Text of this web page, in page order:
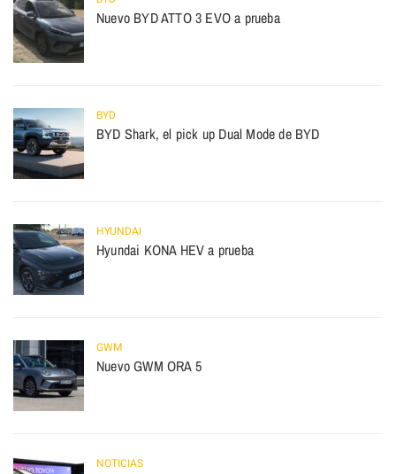
Nuevo BYD ATTO 3 EVO a prueba
BYD
BYD Shark, el pick up Dual Mode de BYD
HYUNDAI
Hyundai KONA HEV a prueba
GWM
Nuevo GWM ORA 5
NOTICIAS